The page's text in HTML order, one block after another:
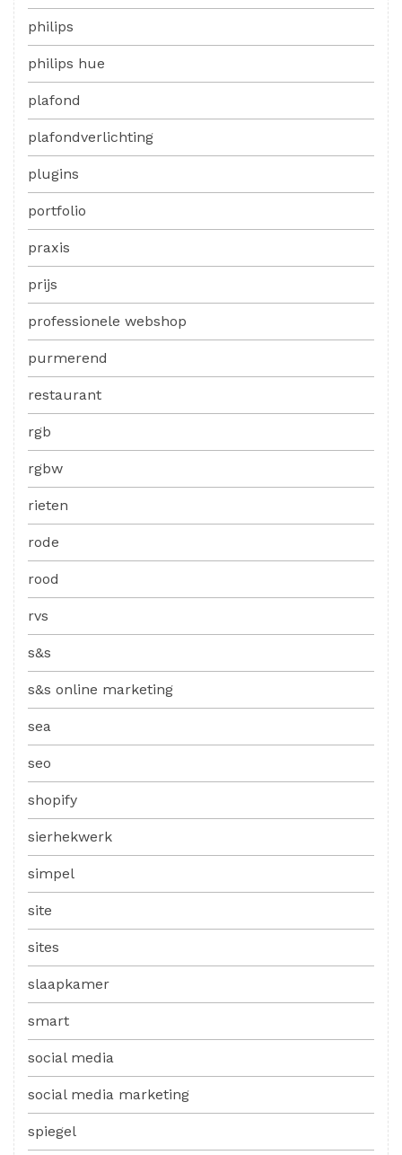
philips
philips hue
plafond
plafondverlichting
plugins
portfolio
praxis
prijs
professionele webshop
purmerend
restaurant
rgb
rgbw
rieten
rode
rood
rvs
s&s
s&s online marketing
sea
seo
shopify
sierhekwerk
simpel
site
sites
slaapkamer
smart
social media
social media marketing
spiegel